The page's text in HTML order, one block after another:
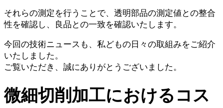
それらの測定を行うことで、透明部品の測定値との整合
性を確認し、良品との一致を確認いたします。
今回の技術ニュースも、私どもの日々の取組みをご紹介
いたしました。
ご覧いただき、誠にありがとうございました。
微細切削加工におけるコス